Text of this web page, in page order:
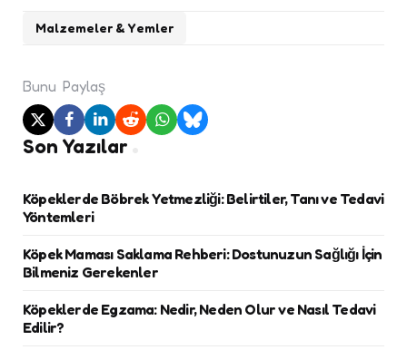
Malzemeler & Yemler
Bunu Paylaş
Son Yazılar
Köpeklerde Böbrek Yetmezliği: Belirtiler, Tanı ve Tedavi
Yöntemleri
Köpek Maması Saklama Rehberi: Dostunuzun Sağlığı İçin
Bilmeniz Gerekenler
Köpeklerde Egzama: Nedir, Neden Olur ve Nasıl Tedavi
Edilir?